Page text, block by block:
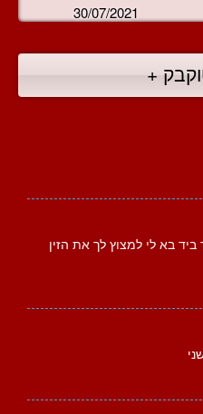
30/07/2021
+
ביד בא לי למצוץ לך את הזין